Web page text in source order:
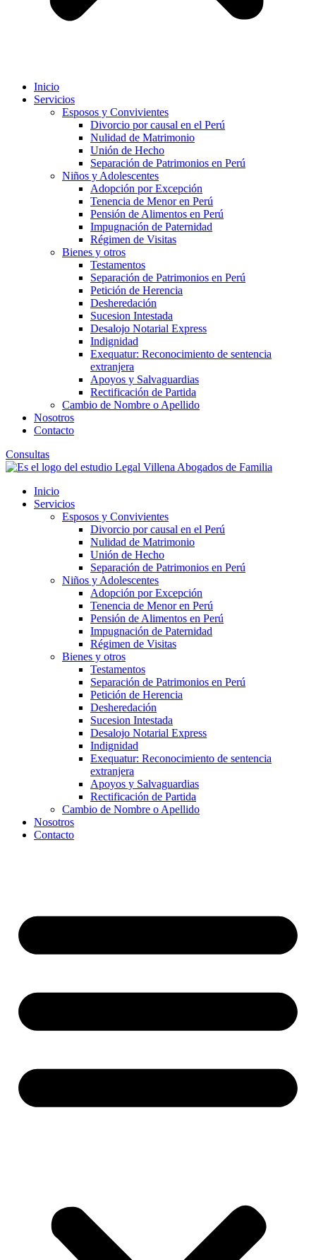
Inicio
Servicios
Esposos y Convivientes
Divorcio por causal en el Perú
Nulidad de Matrimonio
Unión de Hecho
Separación de Patrimonios en Perú
Niños y Adolescentes
Adopción por Excepción
Tenencia de Menor en Perú
Pensión de Alimentos en Perú
Impugnación de Paternidad
Régimen de Visitas
Bienes y otros
Testamentos
Separación de Patrimonios en Perú
Petición de Herencia
Desheredación
Sucesion Intestada
Desalojo Notarial Express
Indignidad
Exequatur: Reconocimiento de sentencia
extranjera
Apoyos y Salvaguardias
Rectificación de Partida
Cambio de Nombre o Apellido
Nosotros
Contacto
Consultas
Inicio
Servicios
Esposos y Convivientes
Divorcio por causal en el Perú
Nulidad de Matrimonio
Unión de Hecho
Separación de Patrimonios en Perú
Niños y Adolescentes
Adopción por Excepción
Tenencia de Menor en Perú
Pensión de Alimentos en Perú
Impugnación de Paternidad
Régimen de Visitas
Bienes y otros
Testamentos
Separación de Patrimonios en Perú
Petición de Herencia
Desheredación
Sucesion Intestada
Desalojo Notarial Express
Indignidad
Exequatur: Reconocimiento de sentencia
extranjera
Apoyos y Salvaguardias
Rectificación de Partida
Cambio de Nombre o Apellido
Nosotros
Contacto